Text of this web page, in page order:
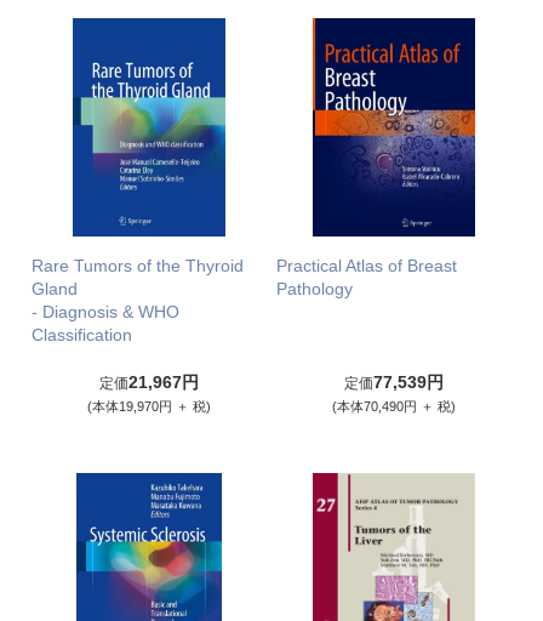
Rare Tumors of the Thyroid
Gland
- Diagnosis & WHO
Classification
定価21,967円
(本体19,970円 ＋ 税)
Practical Atlas of Breast
Pathology
定価77,539円
(本体70,490円 ＋ 税)